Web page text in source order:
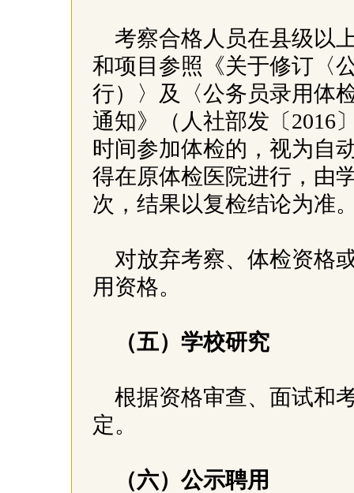
考察合格人员在县级以
和项目参照《关于修订〈
行）〉及〈公务员录用体
通知》（人社部发〔2016
时间参加体检的，视为自
得在原体检医院进行，由
次，结果以复检结论为准
对放弃考察、体检资格
用资格。
（五）学校研究
根据资格审查、面试和
定。
（六）公示聘用